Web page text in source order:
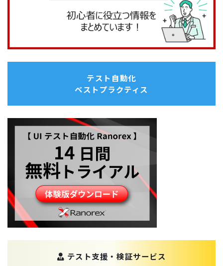
テスト自動化
ベストプラクティス
テスト支援・検証サービス